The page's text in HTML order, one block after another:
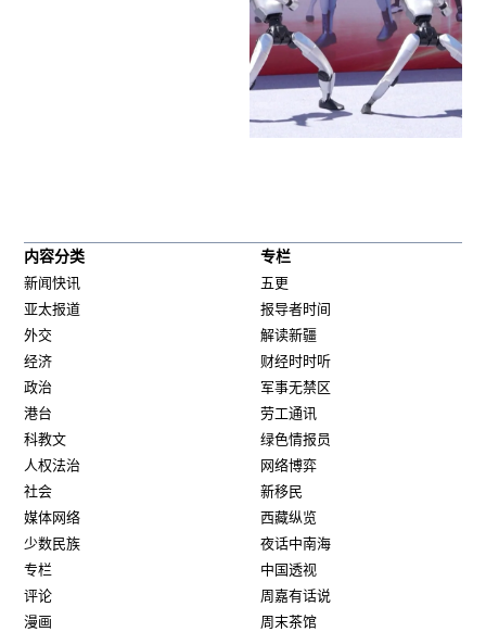
内容分类
新闻快讯
亚太报道
外交
经济
政治
港台
科教文
人权法治
社会
媒体网络
少数民族
专栏
评论
漫画
专栏
五更
报导者时间
解读新疆
财经时时听
军事无禁区
劳工通讯
绿色情报员
网络博弈
新移民
西藏纵览
夜话中南海
中国透视
周嘉有话说
周末茶馆